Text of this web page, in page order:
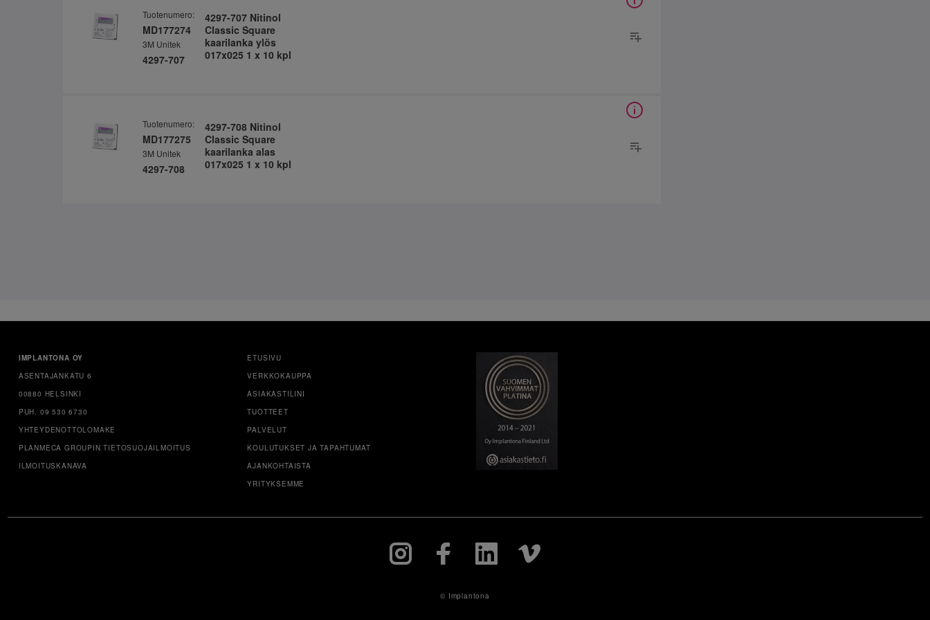
Tuotenumero:
MD177274
3M Unitek
4297-707
4297-707 Nitinol
Classic Square
kaarilanka ylös
017x025 1 x 10 kpl
Tuotenumero:
MD177275
3M Unitek
4297-708
4297-708 Nitinol
Classic Square
kaarilanka alas
017x025 1 x 10 kpl
IMPLANTONA OY
ASENTAJANKATU 6
00880 HELSINKI
PUH. 09 530 6730
YHTEYDENOTTOLOMAKE
PLANMECA GROUPIN TIETOSUOJAILMOITUS
ILMOITUSKANAVA
ETUSIVU
VERKKOKAUPPA
ASIAKASTILINI
TUOTTEET
PALVELUT
KOULUTUKSET JA TAPAHTUMAT
AJANKOHTAISTA
YRITYKSEMME
© Implantona